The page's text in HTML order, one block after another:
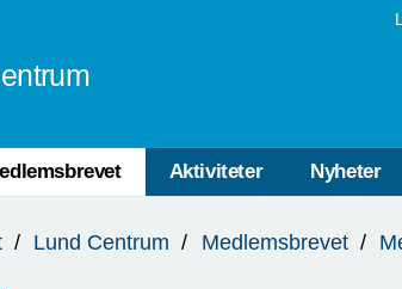
Aktiviteter Nyheter
Lund Centrum Medlemsbrevet